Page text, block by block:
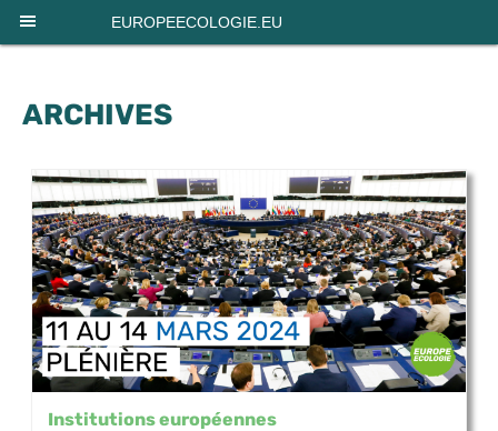
EUROPEECOLOGIE.EU
ARCHIVES
Institutions européennes